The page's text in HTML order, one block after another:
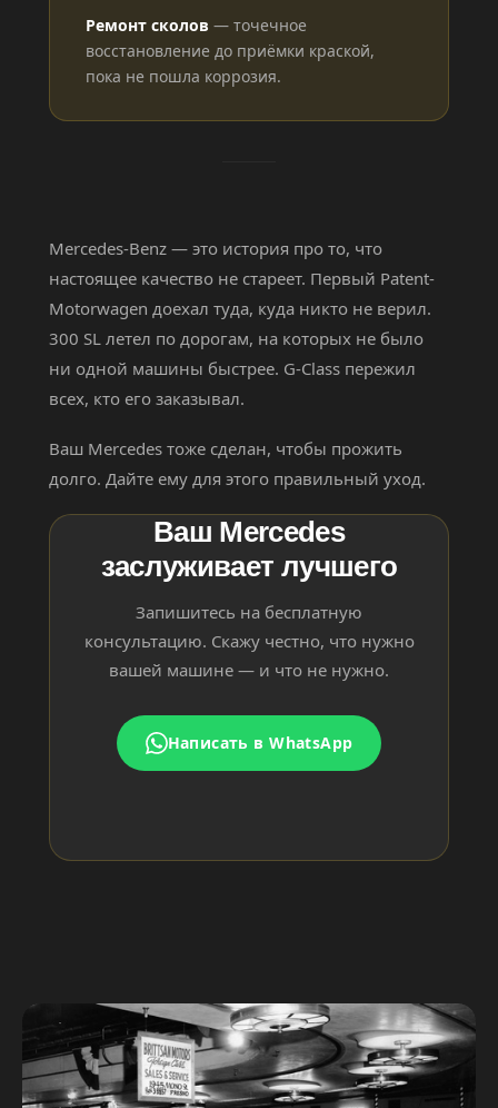
Ремонт сколов — точечное
восстановление до приёмки краской,
пока не пошла коррозия.
Mercedes-Benz — это история про то, что
настоящее качество не стареет. Первый Patent-
Motorwagen доехал туда, куда никто не верил.
300 SL летел по дорогам, на которых не было
ни одной машины быстрее. G-Class пережил
всех, кто его заказывал.
Ваш Mercedes тоже сделан, чтобы прожить
долго. Дайте ему для этого правильный уход.
Ваш Mercedes
заслуживает лучшего
Запишитесь на бесплатную
консультацию. Скажу честно, что нужно
вашей машине — и что не нужно.
Написать в WhatsApp